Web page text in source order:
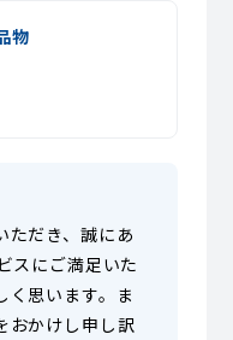
物
ただき、誠にあ
スにご満足いた
く思います。ま
おかけし申し訳